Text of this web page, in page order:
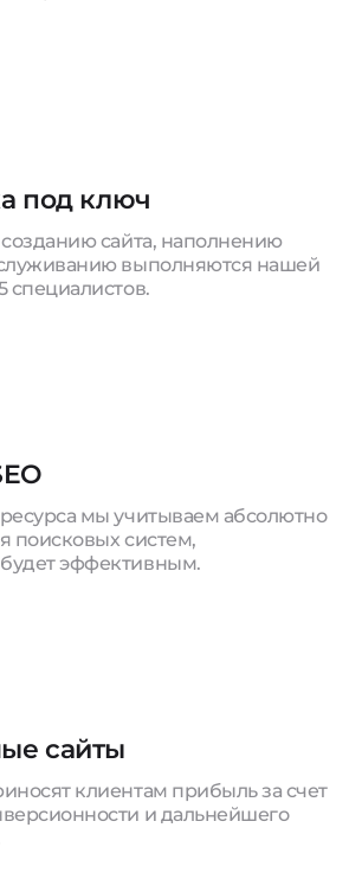
под ключ
сайта, наполнению
выполняются нашей
специалистов.
мы учитываем абсолютно
поисковых систем,
эффективным.
сайты
клиентам прибыль за счет
и дальнейшего